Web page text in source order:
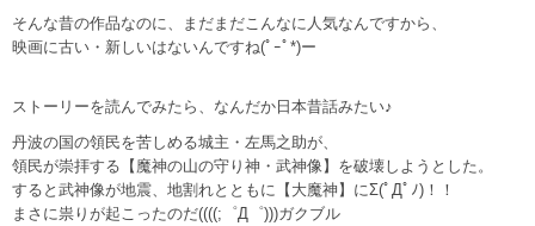
そんな昔の作品なのに、まだまだこんなに人気なんですから、
映画に古い・新しいはないんですね(ﾟｰﾟ*)ー
ストーリーを読んでみたら、なんだか日本昔話みたい♪
丹波の国の領民を苦しめる城主・左馬之助が、
領民が崇拝する【魔神の山の守り神・武神像】を破壊しようとした。
すると武神像が地震、地割れとともに【大魔神】にΣ(ﾟДﾟﾉ)！！
まさに祟りが起こったのだ((((;゜Д゜)))ガクブル